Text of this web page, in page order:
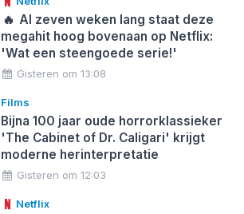
🔥 Al zeven weken lang staat deze
megahit hoog bovenaan op Netflix:
'Wat een steengoede serie!'
Gisteren om 13:08
Films
Bijna 100 jaar oude horrorklassieker
'The Cabinet of Dr. Caligari' krijgt
moderne herinterpretatie
Gisteren om 12:03
Netflix